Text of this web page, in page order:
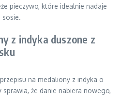
pieczywo, które idealnie nadaje
sosie.
z indyka duszone z
na medaliony z indyka o
że danie nabiera nowego,